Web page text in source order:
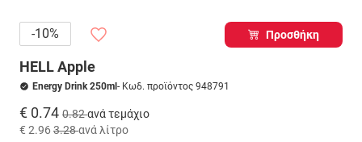
-10% Προσθήκη
HELL Apple
Energy Drink 250ml - Κωδ. προϊόντος 948791
€ 0.74 0.82ανά τεμάχιο
€ 2.96 3.28ανά λίτρο